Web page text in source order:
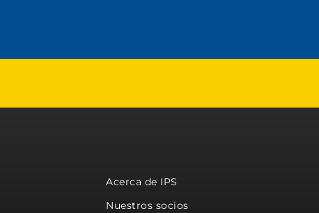
Acerca de IPS
Nuestros socios